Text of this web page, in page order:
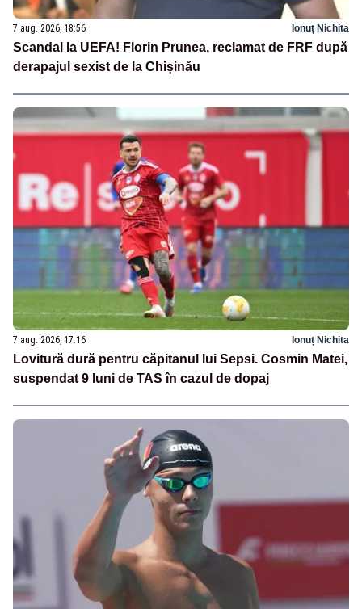
7 aug. 2026, 18:56 Ionuț Nichita
Scandal la UEFA! Florin Prunea, reclamat de FRF după
derapajul sexist de la Chișinău
7 aug. 2026, 17:16 Ionuț Nichita
Lovitură dură pentru căpitanul lui Sepsi. Cosmin Matei,
suspendat 9 luni de TAS în cazul de dopaj